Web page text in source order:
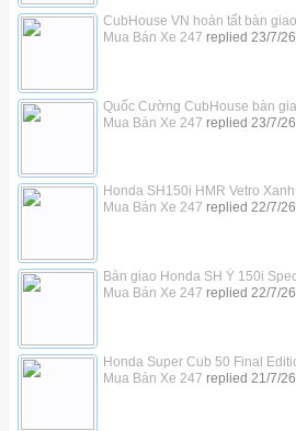
CubHouse VN hoàn tất bàn
Mua Bán Xe 247 replied 23/7/26
Quốc Cường CubHouse bàn
Mua Bán Xe 247 replied 23/7/26
Honda SH150i HMR Vetro
Mua Bán Xe 247 replied 22/7/26
Bàn giao Honda SH Ý 150i
Mua Bán Xe 247 replied 22/7/26
Honda Super Cub 50 Final
Mua Bán Xe 247 replied 21/7/26